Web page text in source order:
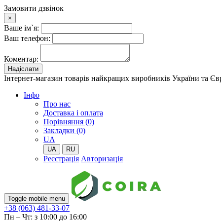
Замовити дзвінок
×
Ваше ім`я:
Ваш телефон:
Коментар:
Надіслати
Інтернет-магазин товарів найкращих виробників України та
Iнфо
Про нас
Доставка і оплата
Порівняння (0)
Закладки (0)
UA
UA RU
Реєстрація Авторизація
Toggle mobile menu
+38 (063) 481-33-07
Пн – Чт: з 10:00 до 16:00